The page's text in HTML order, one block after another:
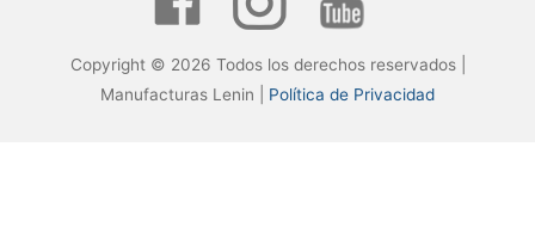
Copyright © 2026 Todos los derechos reservados |
Manufacturas Lenin | Política de Privacidad